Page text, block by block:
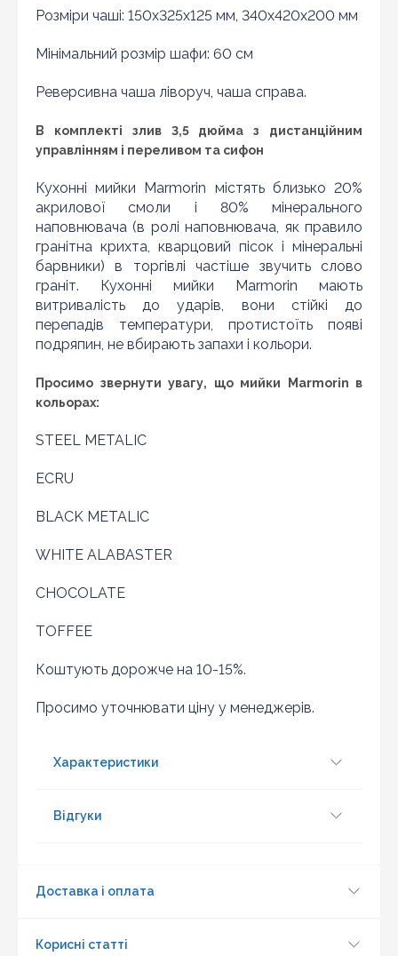
Розміри чаші: 150x325x125 мм, 340х420х200 мм
Мінімальний розмір шафи: 60 см
Реверсивна чаша ліворуч, чаша справа.
В комплекті злив 3,5 дюйма з дистанційним
управлінням і переливом та сифон
Кухонні мийки Marmorin містять близько 20%
акрилової смоли і 80% мінерального
наповнювача (в ролі наповнювача, як правило
гранітна крихта, кварцовий пісок і мінеральні
барвники) в торгівлі частіше звучить слово
граніт. Кухонні мийки Marmorin мають
витривалість до ударів, вони стійкі до
перепадів температури, протистоїть появі
подряпин, не вбирають запахи і кольори.
Просимо звернути увагу, що мийки Marmorin в
кольорах:
STEEL METALIC
ECRU
BLACK METALIC
WHITE ALABASTER
CHOCOLATE
TOFFEE
Коштують дорожче на 10-15%.
Просимо уточнювати ціну у менеджерів.
Характеристики
Відгуки
Доставка і оплата
Корисні статті
Знайшли дешевше?
Шановні клієнти нашого магазину! Якщо ви блукаючи
по інтернету знайшли ціну потрібного Вам товару
дешевше ніж у нас ... дайте нам знати, і ми будемо
раді запропонувати вигіднішу для Вас ціну (за умови,
що товар даної моделі повинен бути у конкурента в
наявності і ціна на даний товар в іншому інтернет-
магазині актуальна і діюча)
Оновити капчу
Надіслати